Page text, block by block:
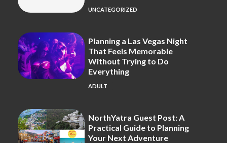
UNCATEGORIZED
Planning a Las Vegas Night
That Feels Memorable
Without Trying to Do
Everything
ADULT
NorthYatra Guest Post: A
Practical Guide to Planning
Your Next Adventure